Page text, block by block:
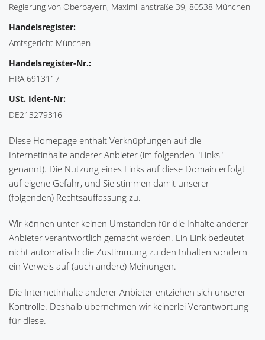
Regierung von Oberbayern, Maximilianstraße 39, 80538 München
Handelsregister:
Amtsgericht München
Handelsregister-Nr.:
HRA 6913117
USt. Ident-Nr:
DE213279316
Diese Homepage enthält Verknüpfungen auf die
Internetinhalte anderer Anbieter (im folgenden "Links"
genannt). Die Nutzung eines Links auf diese Domain erfolgt
auf eigene Gefahr, und Sie stimmen damit unserer
(folgenden) Rechtsauffassung zu.
Wir können unter keinen Umständen für die Inhalte anderer
Anbieter verantwortlich gemacht werden. Ein Link bedeutet
nicht automatisch die Zustimmung zu den Inhalten sondern
ein Verweis auf (auch andere) Meinungen.
Die Internetinhalte anderer Anbieter entziehen sich unserer
Kontrolle. Deshalb übernehmen wir keinerlei Verantwortung
für diese.